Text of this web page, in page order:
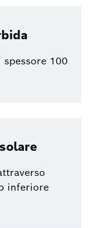
100
inferiore